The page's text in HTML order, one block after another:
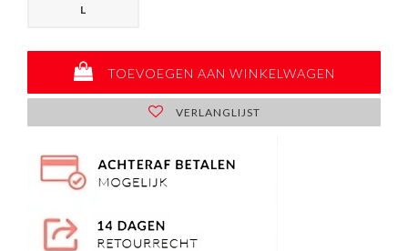
L
TOEVOEGEN AAN WINKELWAGEN
VERLANGLIJST